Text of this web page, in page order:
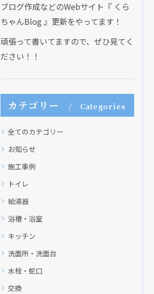
ブログ作成などのWebサイト『 くら
ちゃんBlog 』更新をやってます！
頑張って書いてますので、ぜひ見てく
ださい！！
カテゴリー Categories
全てのカテゴリー
お知らせ
施工事例
トイレ
給湯器
浴槽・浴室
キッチン
洗面所・洗面台
水栓・蛇口
交換